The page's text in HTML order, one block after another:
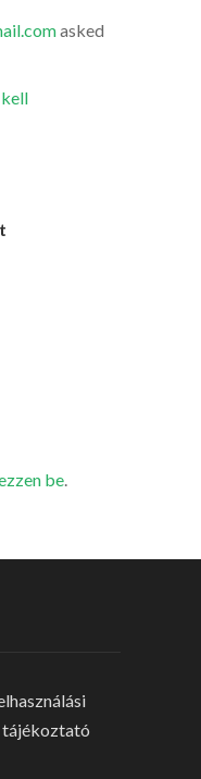
asked
be.